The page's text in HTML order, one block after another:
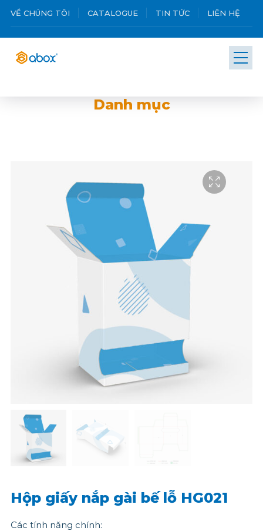
VỀ CHÚNG TÔI CATALOGUE TIN TỨC LIÊN HỆ
Danh mục
Hộp giấy nắp gài bế lỗ HG021
Các tính năng chính: